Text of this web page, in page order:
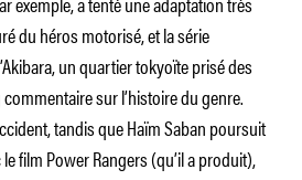
du héros motorisé, et la série
un quartier tokyoïte prisé des
commentaire sur l’histoire du genre.
tandis que Haïm Saban poursuit
film Power Rangers (qu’il a produit),